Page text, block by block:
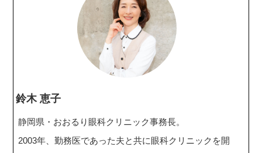
鈴木 恵子
静岡県・おおるり眼科クリニック事務長。
2003年、勤務医であった夫と共に眼科クリニックを開